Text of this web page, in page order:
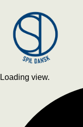
Loading view.